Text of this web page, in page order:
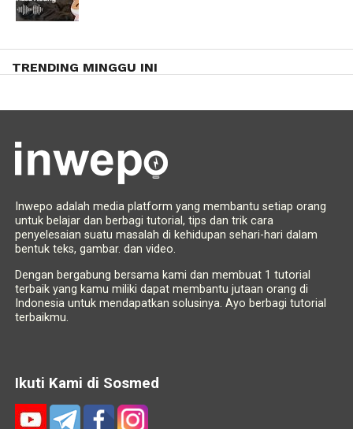
TRENDING MINGGU INI
Inwepo adalah media platform yang membantu setiap orang
untuk belajar dan berbagi tutorial, tips dan trik cara
penyelesaian suatu masalah di kehidupan sehari-hari dalam
bentuk teks, gambar. dan video.
Dengan bergabung bersama kami dan membuat 1 tutorial
terbaik yang kamu miliki dapat membantu jutaan orang di
Indonesia untuk mendapatkan solusinya. Ayo berbagi tutorial
terbaikmu.
Ikuti Kami di Sosmed